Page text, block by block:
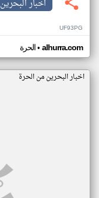
اخبار البحرين
UF93PG
الحرة• alhurra.com
اخبار البحرين من الحرة